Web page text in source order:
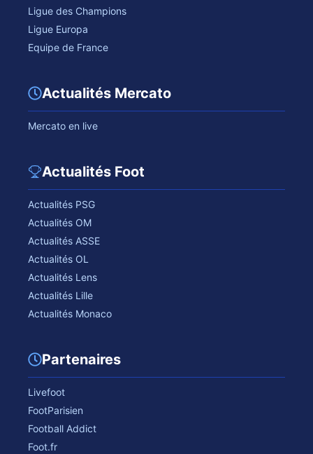
Ligue des Champions
Ligue Europa
Equipe de France
Actualités Mercato
Mercato en live
Actualités Foot
Actualités PSG
Actualités OM
Actualités ASSE
Actualités OL
Actualités Lens
Actualités Lille
Actualités Monaco
Partenaires
Livefoot
FootParisien
Football Addict
Foot.fr